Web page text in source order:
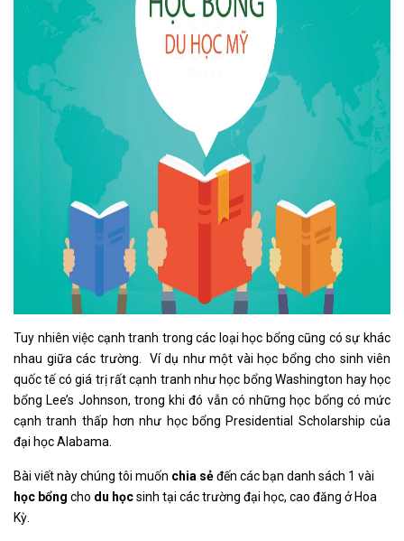
Tuy nhiên việc cạnh tranh trong các loại học bổng cũng có sự khác
nhau giữa các trường. Ví dụ như một vài học bổng cho sinh viên
quốc tế có giá trị rất cạnh tranh như học bổng Washington hay học
bổng Lee’s Johnson, trong khi đó vẫn có những học bổng có mức
cạnh tranh thấp hơn như học bổng Presidential Scholarship của
đại học Alabama.
Bài viết này chúng tôi muốn chia sẻđến các bạn danh sách 1 vài
học bổng cho du họcsinh tại các trường đại học, cao đăng ở Hoa
Kỳ.